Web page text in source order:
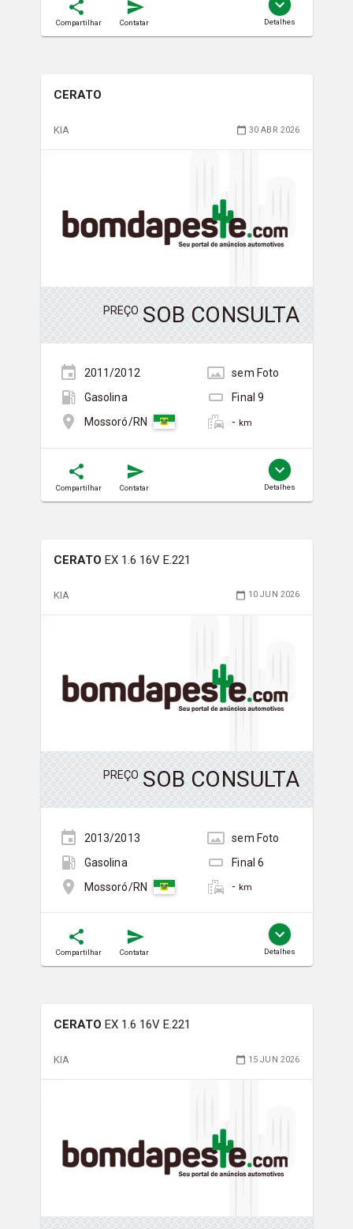
Compartilhar Contatar Detalhes
CERATO
KIA 30 ABR 2026
PREÇO SOB CONSULTA
2011/2012 sem Foto
Gasolina
Final9
Mossoró/RN
- km
Compartilhar Contatar Detalhes
CERATO EX 1.6 16V E.221
KIA 10 JUN 2026
PREÇO SOB CONSULTA
2013/2013 sem Foto
Gasolina
Final6
Mossoró/RN
- km
Compartilhar Contatar Detalhes
CERATO EX 1.6 16V E.221
KIA 15 JUN 2026